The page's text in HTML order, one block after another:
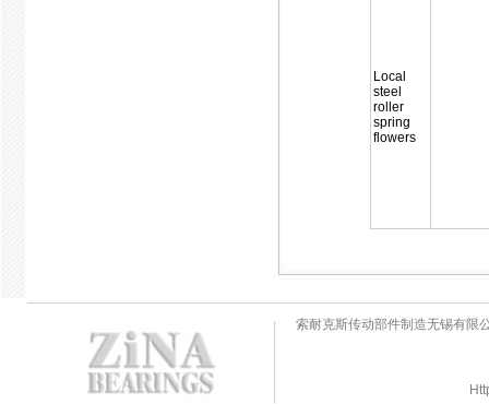
Local
steel
roller
spring
flowers
索耐克斯传动部件制造无锡有限